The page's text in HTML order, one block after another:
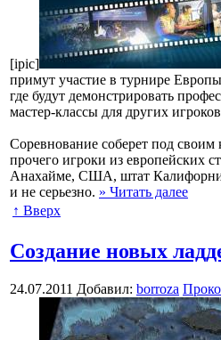
[ipic]
примут участие в турнире
где будут демонстрировать
мастер-классы для других
Соревнование соберет под
прочего игроки из европейских
Анахайме, США, штат
и не серьезно. » Читать далее
↑ Вверх
Создание новых
24.07.2011 Добавил: borroza